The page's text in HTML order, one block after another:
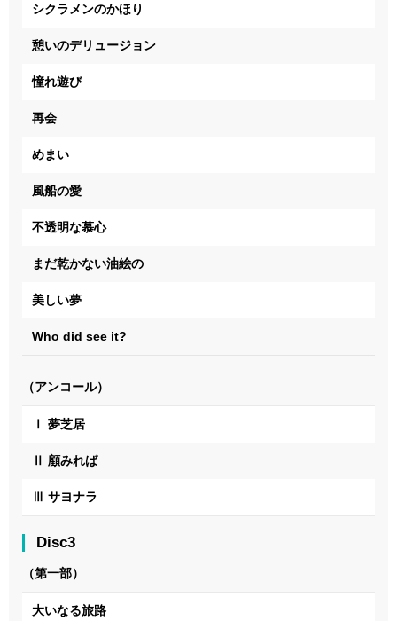
シクラメンのかほり
憩いのデリュージョン
憧れ遊び
再会
めまい
風船の愛
不透明な慕心
まだ乾かない油絵の
美しい夢
Who did see it?
（アンコール）
Ⅰ 夢芝居
Ⅱ 顧みれば
Ⅲ サヨナラ
Disc3
（第一部）
大いなる旅路